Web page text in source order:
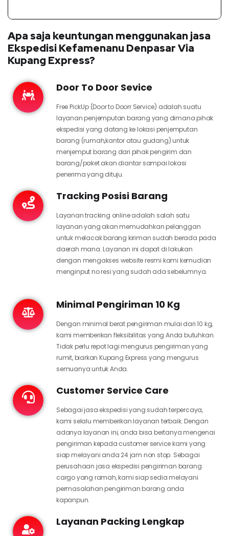
Apa saja keuntungan menggunakan jasa
Ekspedisi Kefamenanu Denpasar Via
Kupang Express?
Door To Door Sevice
Free PickUp (Door to Doorr Service) adalah suatu
layanan penjemputan barang yang dimana pihak
ekspedisi yang datang ke lokasi penjemputan
barang (rumah,kantor atau gudang) untuk
menjemput barang dari pihak pengirim dan
barang/paket akan diantar sampai lokasi
penerima yang dituju.
Tracking Posisi Barang
Layanan tracking online adalah salah satu
layanan yang akan memudahkan pelanggan
untuk melacak barang kiriman sudah berada pada
daerah mana. Layanan ini dapat di lakukan
dengan mengakses website resmi kami kemudian
menginput no resi yang sudah ada sebelumnya.
Minimal Pengiriman 10 Kg
Dengan minimal berat pengiriman mulai dari 10 kg,
kami memberikan fleksibilitas yang Anda butuhkan.
Tidak perlu repot lagi mengurus pengiriman yang
rumit, biarkan Kupang Express yang mengurus
semuanya untuk Anda.
Customer Service Care
Sebagai jasa ekspedisi yang sudah terpercaya,
kami selalu memberikan layanan terbaik. Dengan
adanya layanan ini, anda bisa bertanya mengenai
pengiriman kepada customer service kami yang
siap melayani anda 24 jam non stop. Sebagai
perusahaan jasa ekspedisi pengiriman barang
cargo yang ramah, kami siap sedia melayani
permasalahan pengiriman barang anda
kapanpun.
Layanan Packing Lengkap